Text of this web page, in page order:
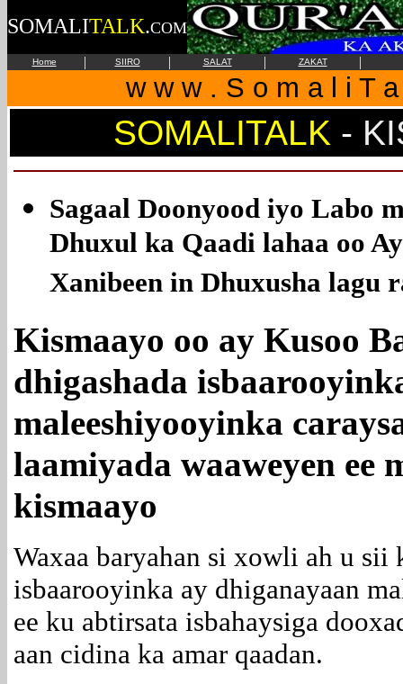
SOMALITALK.COM
Home | SIIRO | SALAT | ZAKAT |
w w w . S o m a l i T
SOMALITALK -
Sagaal Doonyood iyo Labo
Dhuxul ka Qaadi lahaa oo
Xanibeen in Dhuxusha lagu
Kismaayo oo ay Kusoo
dhigashada
maleeshiyooyinka
laamiyada waaweyen ee
kismaayo
Waxaa baryahan si xowli ah u sii
isbaarooyinka ay dhiganayaan
ee ku abtirsata isbahaysiga
aan cidina ka amar qaadan.